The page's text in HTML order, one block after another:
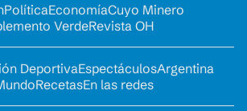
PolíticaEconomíaCuyo Minero
VerdeRevista OH
DeportivaEspectáculosArgentina
RecetasEn las redes